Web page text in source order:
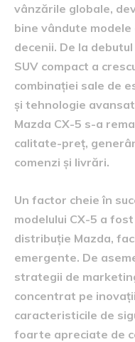
vânzările globale,
bine vândute
decenii. De la
SUV compact a
combinației sale de
și tehnologie
Mazda CX-5 s-a
calitate-preț,
comenzi și livrări.
Un factor cheie în
modelului CX-5 a
distribuție Mazda,
emergente. De
strategii de
concentrat pe
caracteristicile de
foarte apreciate de